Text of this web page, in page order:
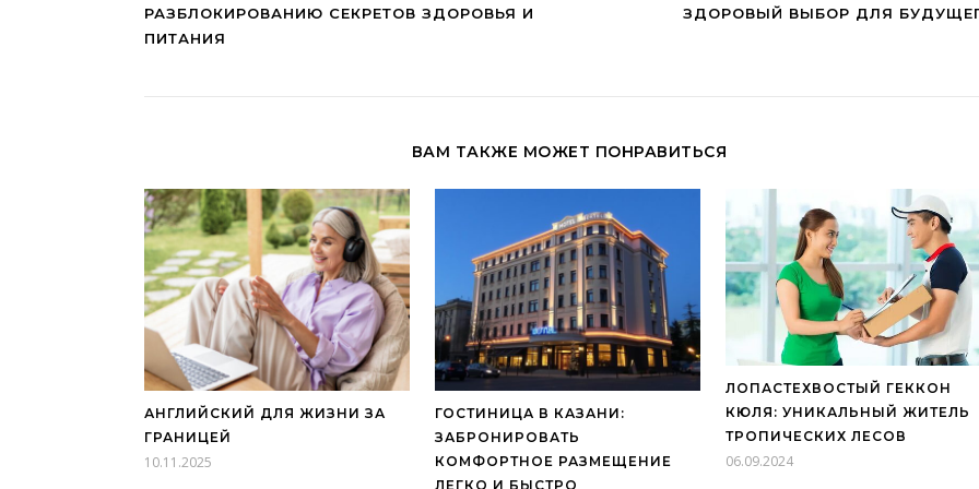
РАЗБЛОКИРОВАНИЮ СЕКРЕТОВ ЗДОРОВЬЯ И
ПИТАНИЯ
ЗДОРОВЫЙ ВЫБОР ДЛЯ
ВАМ ТАКЖЕ МОЖЕТ ПОНРАВИТЬСЯ
АНГЛИЙСКИЙ ДЛЯ ЖИЗНИ ЗА
ГРАНИЦЕЙ
10.11.2025
ГОСТИНИЦА В КАЗАНИ:
ЗАБРОНИРОВАТЬ
КОМФОРТНОЕ РАЗМЕЩЕНИЕ
ЛЕГКО И БЫСТРО
ЛОПАСТЕХВОСТЫЙ ГЕККОН
КЮЛЯ: УНИКАЛЬНЫЙ ЖИТЕЛЬ
ТРОПИЧЕСКИХ ЛЕСОВ
06.09.2024